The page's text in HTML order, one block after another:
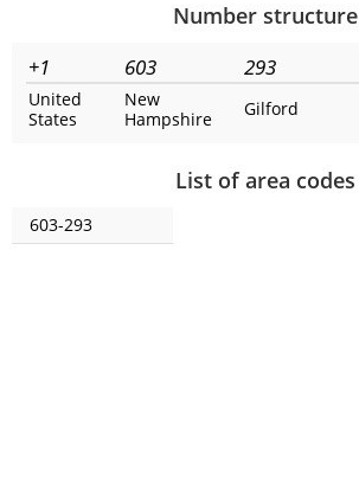
Number structure
+1 603 293
United
States
New
Hampshire
Gilford
List of area codes
603-293